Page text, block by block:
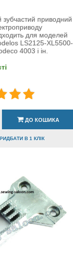
зубчастий приводний
для моделей
LS2125-XL5500-
4003 і ін.
ДО КОШИКА
В 1 КЛІК